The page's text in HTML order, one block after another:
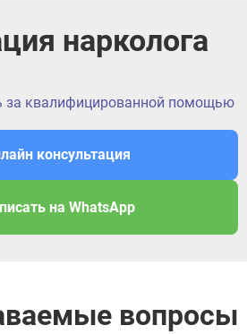
нарколога
за квалифицированной помощью
консультация
на WhatsApp
вопросы